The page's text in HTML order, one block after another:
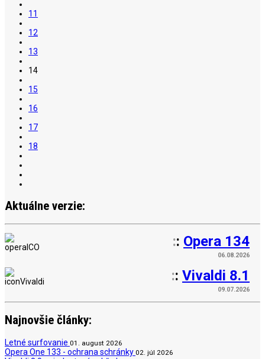
11
12
13
14
15
16
17
18
Aktuálne verzie:
:: Opera 134
06.08.2026
:: Vivaldi 8.1
09.07.2026
Najnovšie články:
Letné surfovanie 01. august 2026
Opera One 133 - ochrana schránky 02. júl 2026